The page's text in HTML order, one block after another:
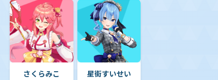
さくらみこ 星街すいせい